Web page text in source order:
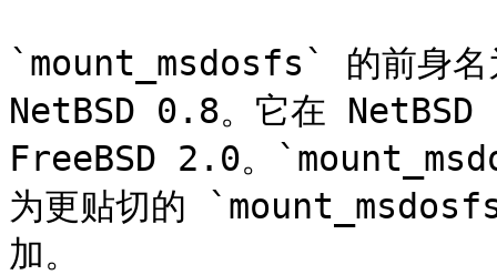
`mount_msdosfs` 的前身
NetBSD 0.8。它在 NetBSD
FreeBSD 2.0。
为更贴切的
加。